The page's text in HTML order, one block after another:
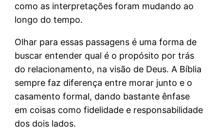
como as interpretações foram mudando ao
longo do tempo.
Olhar para essas passagens é uma forma de
buscar entender qual é o propósito por trás
do relacionamento, na visão de Deus. A Bíblia
sempre faz diferença entre morar junto e o
casamento formal, dando bastante ênfase
em coisas como fidelidade e responsabilidade
dos dois lados.